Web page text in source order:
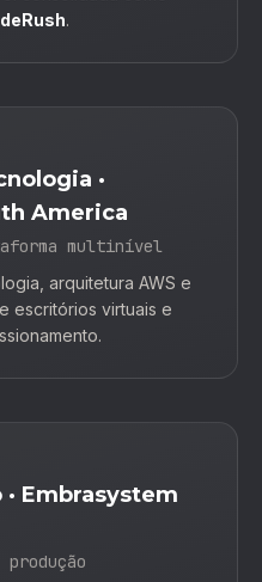
.
·
America
multinível
arquitetura AWS e
escritórios virtuais e
Embrasystem